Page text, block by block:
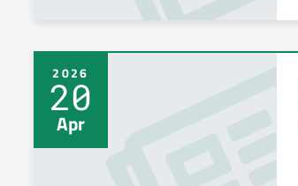
2026
20
Apr